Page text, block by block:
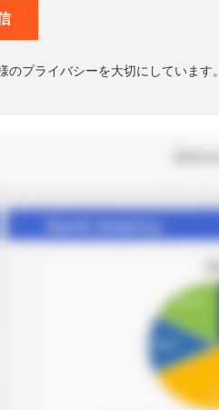
のプライバシーを大切にしています。